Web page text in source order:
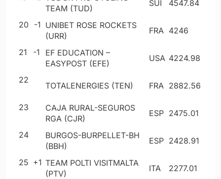
TEAM (TUD)
SUI 4547.84
20 -1 UNIBET ROSE ROCKETS
(URR)
FRA 4246
21 -1
EF EDUCATION –
EASYPOST (EFE)
USA 4224.98
22
TOTALENERGIES (TEN) FRA 2882.56
23
CAJA RURAL-SEGUROS
RGA (CJR)
ESP 2475.01
24
BURGOS-BURPELLET-BH
(BBH)
ESP 2428.91
25 +1 TEAM POLTI VISITMALTA
(PTV)
ITA 2277.01